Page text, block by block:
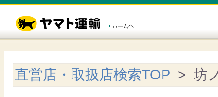
直営店・取扱店検索TOP > 坊